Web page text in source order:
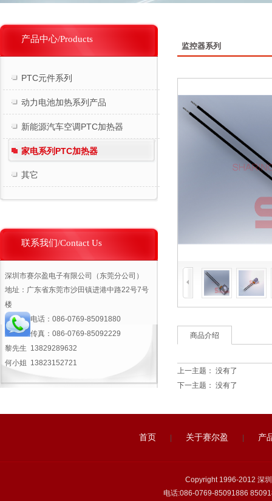
产品中心/Products
PTC元件系列
动力电池加热系列产品
新能源汽车空调PTC加热器
家电系列PTC加热器
其它
联系我们/Contact Us
深圳市赛尔盈电子有限公司（东莞分公司）
地址：广东省东莞市沙田镇进港中路22号7号
楼
电话： 086-0769-85091880
传真： 086-0769-85092229
黎先生 13829289632
何小姐 13823152721
监控器系列
商品介绍
上一主题： 没有了
下一主题： 没有了
首页 关于赛尔盈 产
Copyright 1996-2012 深
电话:086-0769-85091886